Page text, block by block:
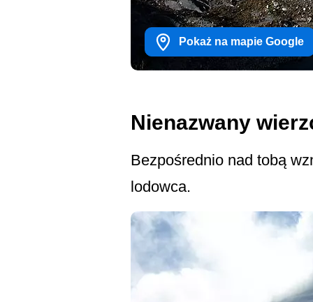
Pokaż na mapie Google
Nienazwany
Bezpośrednio nad tobą
lodowca.